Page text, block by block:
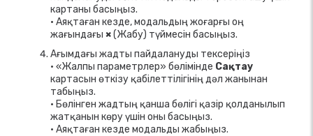
картаны басыңыз.
• Аяқтаған кезде, модальдың жоғарғы оң
жағындағы ×(Жабу) түймесін басыңыз.
Ағымдағы жадты пайдалануды тексеріңіз
• «Жалпы параметрлер» бөлімінде Сақтау
картасын өткізу қабілеттілігінің дәл жанынан
табыңыз.
• Бөлінген жадтың қанша бөлігі қазір қолданылып
жатқанын көру үшін оны басыңыз.
• Аяқтаған кезде модальды жабыңыз.